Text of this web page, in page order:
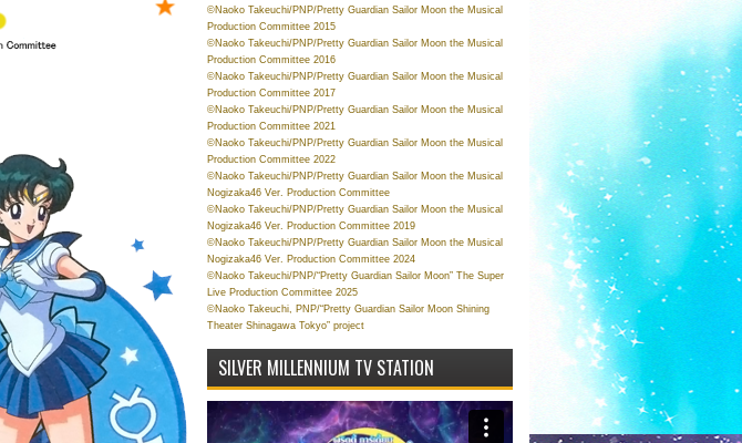
©Naoko Takeuchi/PNP/Pretty Guardian Sailor Moon the Musical
Production Committee 2015
©Naoko Takeuchi/PNP/Pretty Guardian Sailor Moon the Musical
Production Committee 2016
©Naoko Takeuchi/PNP/Pretty Guardian Sailor Moon the Musical
Production Committee 2017
©Naoko Takeuchi/PNP/Pretty Guardian Sailor Moon the Musical
Production Committee 2021
©Naoko Takeuchi/PNP/Pretty Guardian Sailor Moon the Musical
Production Committee 2022
©Naoko Takeuchi/PNP/Pretty Guardian Sailor Moon the Musical
Nogizaka46 Ver. Production Committee
©Naoko Takeuchi/PNP/Pretty Guardian Sailor Moon the Musical
Nogizaka46 Ver. Production Committee 2019
©Naoko Takeuchi/PNP/Pretty Guardian Sailor Moon the Musical
Nogizaka46 Ver. Production Committee 2024
©Naoko Takeuchi/PNP/“Pretty Guardian Sailor Moon” The Super
Live Production Committee 2025
©Naoko Takeuchi, PNP/“Pretty Guardian Sailor Moon Shining
Theater Shinagawa Tokyo” project
SILVER MILLENNIUM TV STATION